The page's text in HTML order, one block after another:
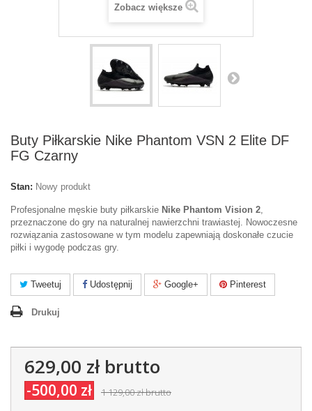
Zobacz większe
Buty Piłkarskie Nike Phantom VSN 2 Elite DF
FG Czarny
Stan: Nowy produkt
Profesjonalne męskie buty piłkarskie Nike Phantom Vision 2,
przeznaczone do gry na naturalnej nawierzchni trawiastej. Nowoczesne
rozwiązania zastosowane w tym modelu zapewniają doskonałe czucie
piłki i wygodę podczas gry.
Tweetuj Udostępnij Google+ Pinterest
Drukuj
629,00 złbrutto
-500,00 zł 1 129,00 złbrutto